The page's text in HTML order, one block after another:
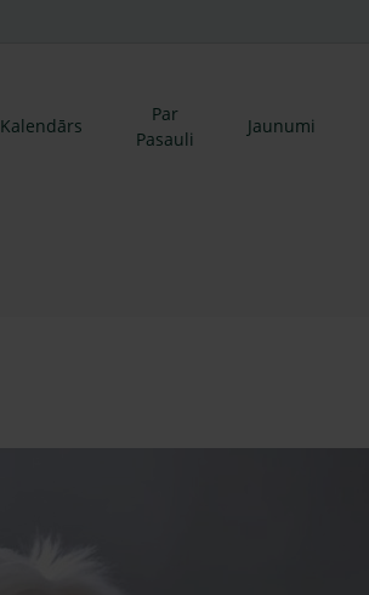
Kalendārs
Par
Pasauli
Jaunumi